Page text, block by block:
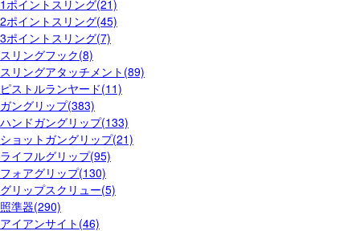
1ポイントスリング(21)
2ポイントスリング(45)
3ポイントスリング(7)
スリングフック(8)
スリングアタッチメント(89)
ピストルランヤード(11)
ガングリップ(383)
ハンドガングリップ(133)
ショットガングリップ(21)
ライフルグリップ(95)
フォアグリップ(130)
グリップスクリュー(5)
照準器(290)
アイアンサイト(46)